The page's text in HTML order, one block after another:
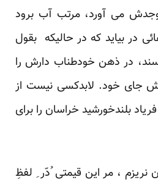
می آورد، مرتب آب برود
در بیاید که در حالیکه بقول
در ذهن خودطناب دارش را
جای خود. لابدکسی نیست از
بلندخورشید خراسان را برای
نریزم ، مر این قیمتی ُدّر ِ لفظِ